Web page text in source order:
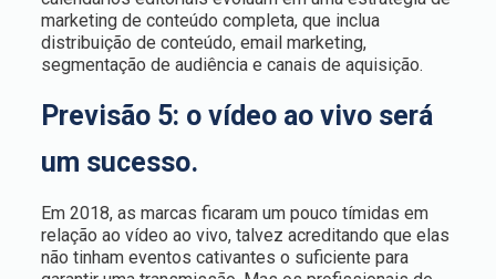
marketing de conteúdo completa, que inclua
distribuição de conteúdo, email marketing,
segmentação de audiência e canais de aquisição.
Previsão 5: o vídeo ao vivo será
um sucesso.
Em 2018, as marcas ficaram um pouco tímidas em
relação ao vídeo ao vivo, talvez acreditando que elas
não tinham eventos cativantes o suficiente para